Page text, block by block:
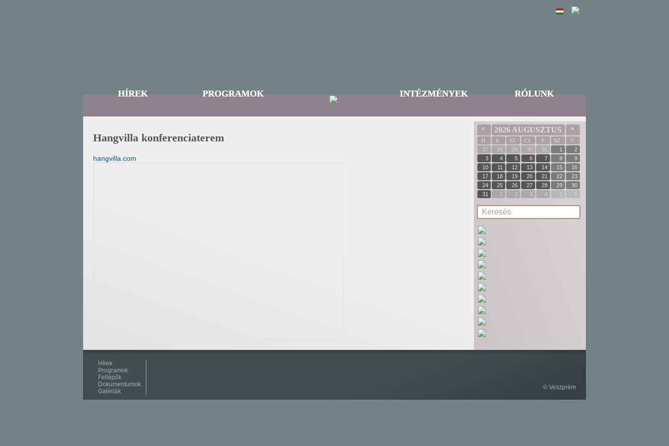
HÍREK PROGRAMOK INTÉZMÉNYEK RÓLUNK
Hangvilla konferenciaterem
hangvilla.com
« 2026 AUGUSZTUS
»
H
K SZ CS P SZ
V
27
28 29 30 31 1
2
3
4 5 6 7 8
9
10
11 12 13 14 15
16
17
18 19 20 21 22
23
24
25 26 27 28 29
30
31
1 2 3 4 5 6
Hírek
Programok
Fellépők
Dokumentumok
Galériák
© Veszprém